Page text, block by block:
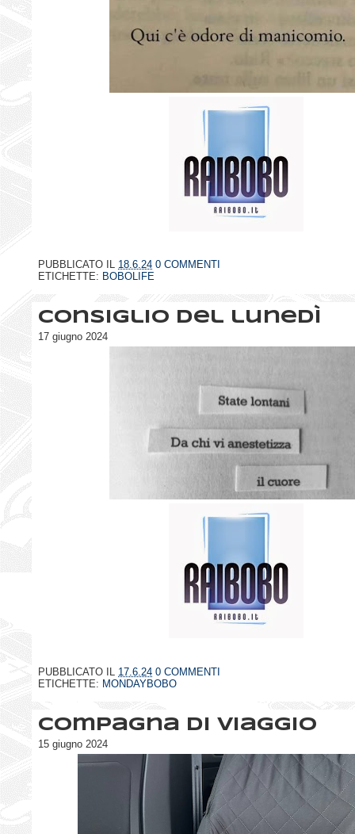
PUBBLICATO IL 18.6.24 0 COMMENTI
ETICHETTE: BOBOLIFE
Consiglio del lunedì
17 giugno 2024
PUBBLICATO IL 17.6.24 0 COMMENTI
ETICHETTE: MONDAYBOBO
Compagna di viaggio
15 giugno 2024